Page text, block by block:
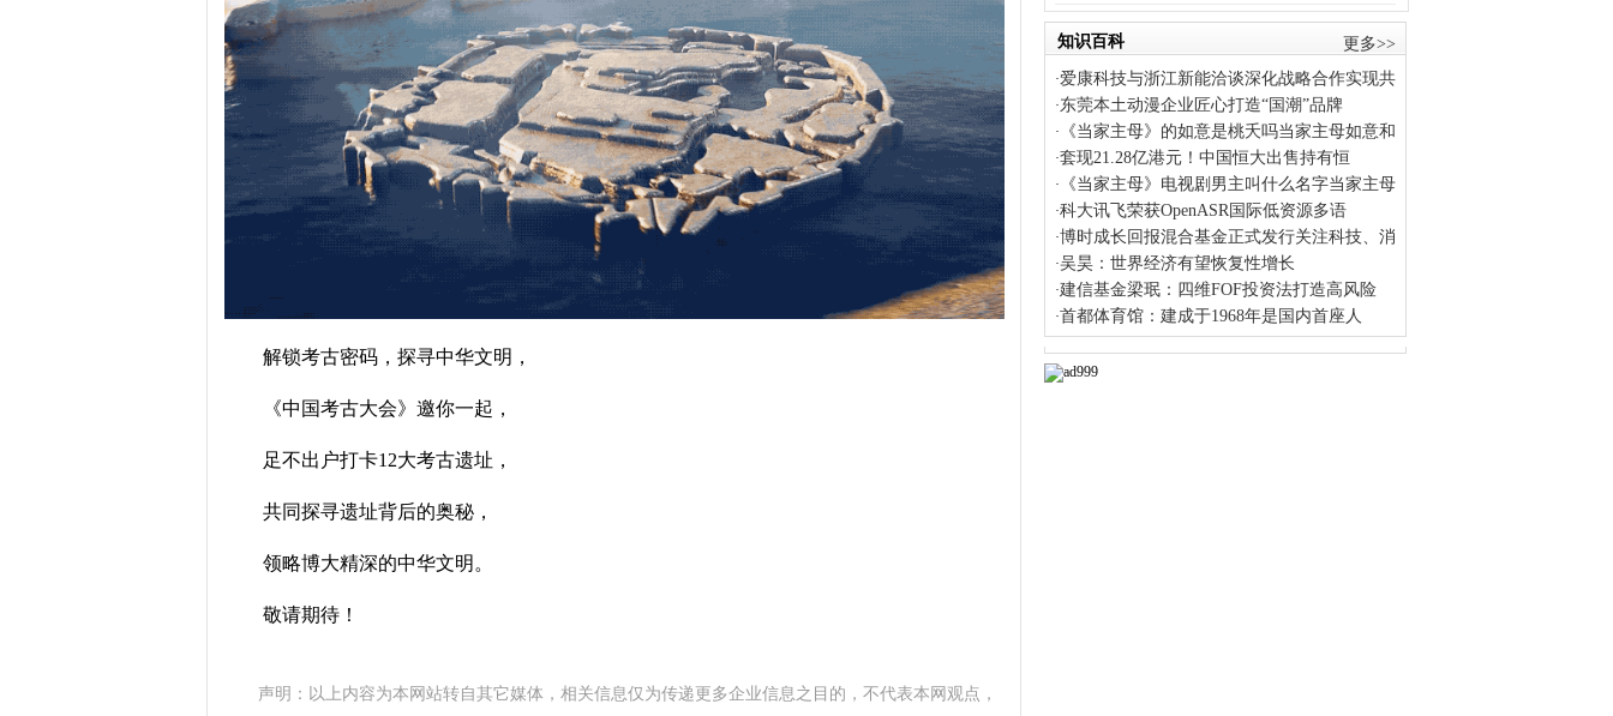
解锁考古密码，探寻中华文明，
《中国考古大会》邀你一起，
足不出户打卡12大考古遗址，
共同探寻遗址背后的奥秘，
领略博大精深的中华文明。
敬请期待！
声明：以上内容为本网站转自其它媒体，相关信息仅为传递更多企业信息之目的，不代表本网观点，
知识百科 更多>>
·爱康科技与浙江新能洽谈深化战略合作实现共
·东莞本土动漫企业匠心打造“国潮”品牌
· 《当家主母》的如意是桃夭吗当家主母如意和
·套现21.28亿港元！中国恒大出售持有恒
· 《当家主母》电视剧男主叫什么名字当家主母
·科大讯飞荣获OpenASR国际低资源多语
·博时成长回报混合基金正式发行关注科技、消
·吴昊：世界经济有望恢复性增长
·建信基金梁珉：四维FOF投资法打造高风险
·首都体育馆：建成于1968年是国内首座人